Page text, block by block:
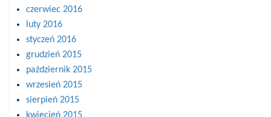
czerwiec 2016
luty 2016
styczeń 2016
grudzień 2015
październik 2015
wrzesień 2015
sierpień 2015
kwiecień 2015